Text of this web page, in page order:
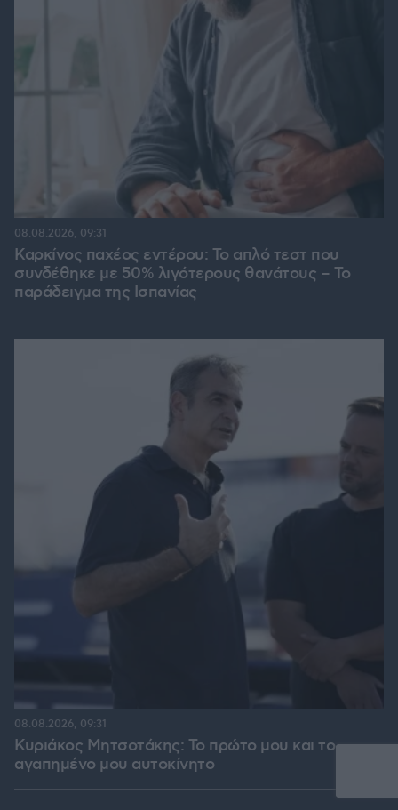
Καρκίνος παχέος εντέρου: Το απλό τεστ που
συνδέθηκε με 50% λιγότερους θανάτους – Το
παράδειγμα της Ισπανίας
08.08.2026, 09:31
Κυριάκος Μητσοτάκης: Το πρώτο μου και το
αγαπημένο μου αυτοκίνητο
08.08.2026, 09:31